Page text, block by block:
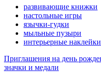
развивающие книжки
настольные игры
язычки-гудки
мыльные пузыри
интерьерные наклейки
Приглашения на день
значки и медали